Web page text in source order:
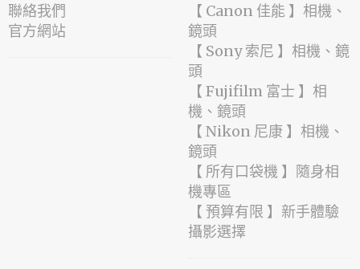
聯絡我們
官方網站
【 Canon 佳能 】相機、
鏡頭
【 Sony 索尼 】相機、鏡
頭
【 Fujifilm 富士 】相
機、鏡頭
【 Nikon 尼康 】相機、
鏡頭
【 所有口袋機 】隨身相
機專區
【 預算有限 】新手體驗
攝影選擇